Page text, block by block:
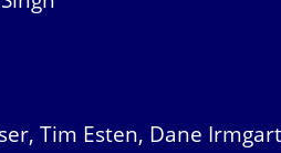
Tim Esten, Dane